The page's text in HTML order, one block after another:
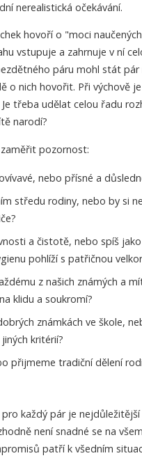
nerealistická očekávání.
hovoří o "moci
vstupuje a zahrnuje v ní
páru mohl stát pár
o nich hovořit. Při výchově
třeba udělat celou řadu
narodí?
pozornost:
nebo přísné a
středu rodiny, nebo by si
a čistotě, nebo spíš
pohlíží s patřičnou
z našich známých a
klidu a soukromí?
známkách ve škole,
kritérií?
přijmeme tradiční dělení
každý pár je nejdůležitější
není snadné se na
patří k všedním